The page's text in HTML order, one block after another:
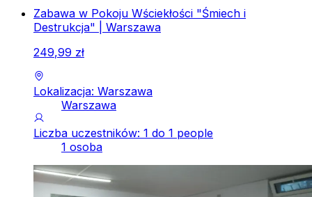
Zabawa w Pokoju Wściekłości "Śmiech i
Destrukcja" | Warszawa
249,99 zł
Lokalizacja: Warszawa
Warszawa
Liczba uczestników: 1 do 1 people
1 osoba